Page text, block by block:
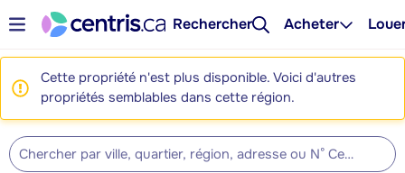
Rechercher Acheter
Cette propriété n'est plus disponible. Voici d'autres
propriétés semblables dans cette région.